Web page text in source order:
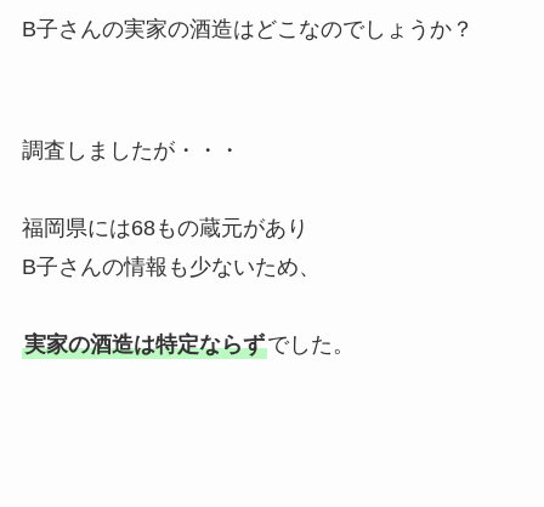
B子さんの実家の酒造はどこなのでしょうか？
調査しましたが・・・
福岡県には68もの蔵元があり
B子さんの情報も少ないため、
実家の酒造は特定ならずでした。